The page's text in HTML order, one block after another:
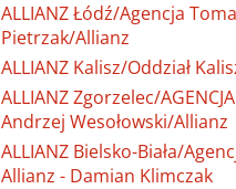
ALLIANZ Łódź/Agencja
Pietrzak/Allianz
ALLIANZ Kalisz/Oddział
ALLIANZ Zgorzelec/AGENCJA
Andrzej Wesołowski/Allianz
ALLIANZ Bielsko-Biała/
Allianz - Damian Klimczak